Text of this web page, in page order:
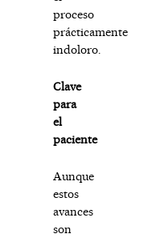
proceso
prácticamente
indoloro.
Clave
para
el
paciente
Aunque
estos
avances
son